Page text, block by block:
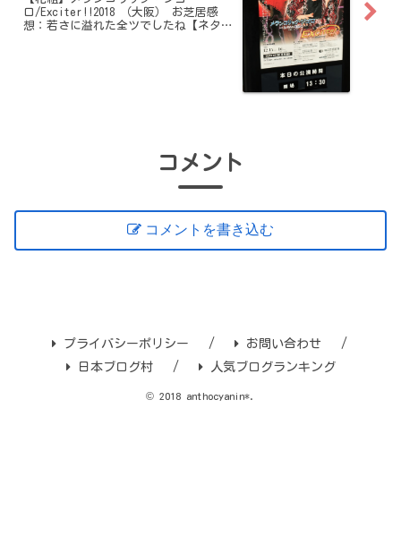
ロ/Exciter!!2018 （大阪） お芝居感
想：若さに溢れた全ツでしたね【ネタバ
コメント
コメントを書き込む
プライバシーポリシー
お問い合わせ
日本ブログ村
人気ブログランキング
© 2018 anthocyanin*.